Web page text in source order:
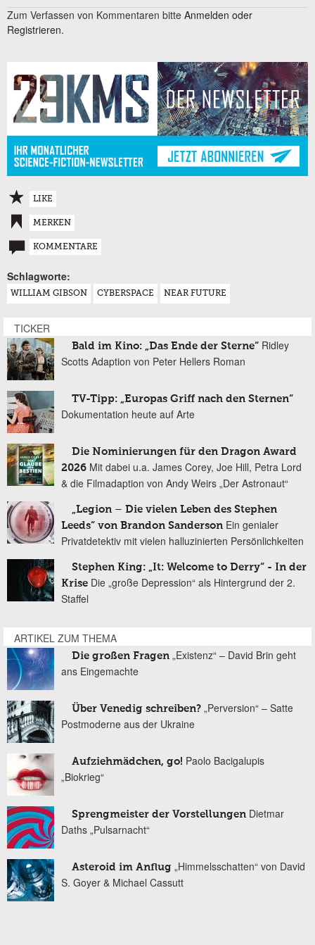
Zum Verfassen von Kommentaren bitte Anmelden oder
Registrieren.
LIKE
MERKEN
KOMMENTARE
Schlagworte:
WILLIAM GIBSON CYBERSPACE NEAR FUTURE
TICKER
Bald im Kino: „Das Ende der Sterne“ Ridley
Scotts Adaption von Peter Hellers Roman
TV-Tipp: „Europas Griff nach den Sternen“
Dokumentation heute auf Arte
Die Nominierungen für den Dragon Award
2026 Mit dabei u.a. James Corey, Joe Hill, Petra Lord
& die Filmadaption von Andy Weirs „Der Astronaut“
„Legion – Die vielen Leben des Stephen
Leeds“ von Brandon Sanderson Ein genialer
Privatdetektiv mit vielen halluzinierten Persönlichkeiten
Stephen King: „It: Welcome to Derry“ - In der
Krise Die „große Depression“ als Hintergrund der 2.
Staffel
ARTIKEL ZUM THEMA
Die großen Fragen „Existenz“ – David Brin geht
ans Eingemachte
Über Venedig schreiben? „Perversion“ – Satte
Postmoderne aus der Ukraine
Aufziehmädchen, go! Paolo Bacigalupis
„Biokrieg“
Sprengmeister der Vorstellungen Dietmar
Daths „Pulsarnacht“
Asteroid im Anflug „Himmelsschatten“ von David
S. Goyer & Michael Cassutt